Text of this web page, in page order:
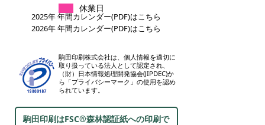
休業日
2025年 年間カレンダー(PDF)はこちら
2026年 年間カレンダー(PDF)はこちら
駒田印刷株式会社は、個人情報を適切に
取り扱っている法人として認定され、
（財）日本情報処理開発協会(JIPDEC)か
ら「プライバシーマーク」の使用を認め
られています。
駒田印刷はFSC®森林認証紙への印刷で